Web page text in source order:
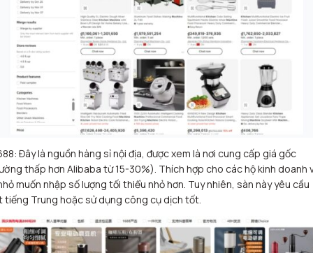
Đây là nguồn hàng sỉ nội địa, được xem là nơi cung cấp giá gốc
thấp hơn Alibaba từ 15-30%). Thích hợp cho các hộ kinh doanh
muốn nhập số lượng tối thiểu nhỏ hơn. Tuy nhiên, sàn này yêu cầu
tiếng Trung hoặc sử dụng công cụ dịch tốt.